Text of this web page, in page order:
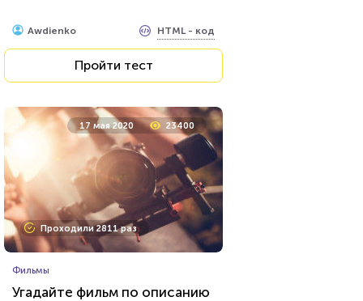
Awdienko HTML - код
Пройти тест
17 мая 2020 23400
Проходили 2811 раз
Фильмы
Угадайте фильм по описанию